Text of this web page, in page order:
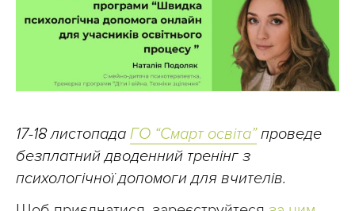
17-18 листопада ГО “Смарт освіта”проведе
безплатний дводенний тренінг з
психологічної допомоги для вчителів.